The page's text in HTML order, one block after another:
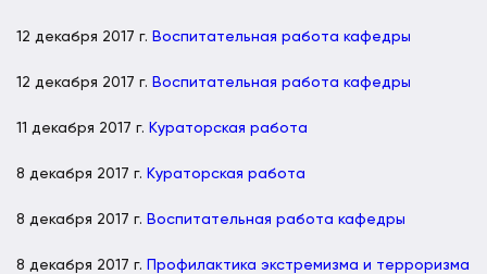
12 декабря 2017 г. Воспитательная работа кафедры
12 декабря 2017 г. Воспитательная работа кафедры
11 декабря 2017 г. Кураторская работа
8 декабря 2017 г. Кураторская работа
8 декабря 2017 г. Воспитательная работа кафедры
8 декабря 2017 г. Профилактика экстремизма и терроризма